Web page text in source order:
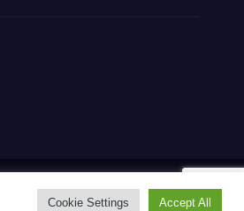
Contact CONTATTI Privacy Policy
Cookie Settings Accept All